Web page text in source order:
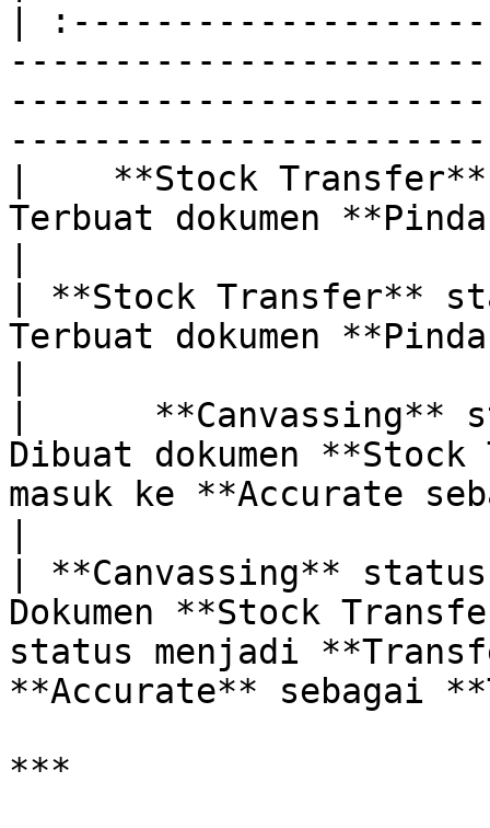
|
|    **Stock
Terbuat dokumen
| **Stock Transfer**
Terbuat dokumen
|
Dibuat dokumen
masuk ke **Accurate
| **Canvassing**
Dokumen **Stock
status menjadi
**Accurate** sebagai
***